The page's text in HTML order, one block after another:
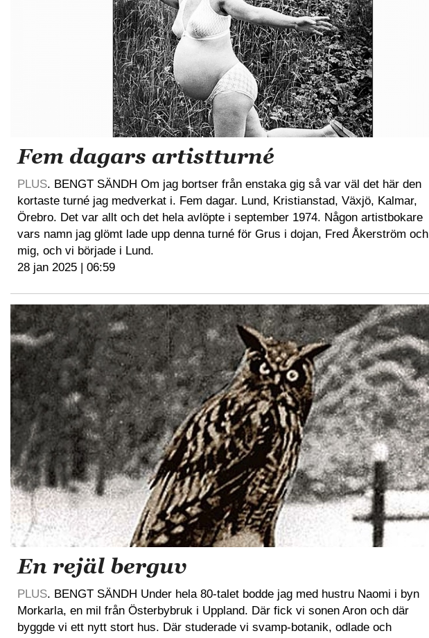
Fem dagars artistturné
PLUS. BENGT SÄNDH Om jag bortser från enstaka gig så var väl det här den
kortaste turné jag medverkat i. Fem dagar. Lund, Kristianstad, Växjö, Kalmar,
Örebro. Det var allt och det hela avlöpte i september 1974. Någon artistbokare
vars namn jag glömt lade upp denna turné för Grus i dojan, Fred Åkerström och
mig, och vi började i Lund.
28 jan 2025 | 06:59
En rejäl berguv
PLUS. BENGT SÄNDH Under hela 80-talet bodde jag med hustru Naomi i byn
Morkarla, en mil från Österbybruk i Uppland. Där fick vi sonen Aron och där
byggde vi ett nytt stort hus. Där studerade vi svamp-botanik, odlade och